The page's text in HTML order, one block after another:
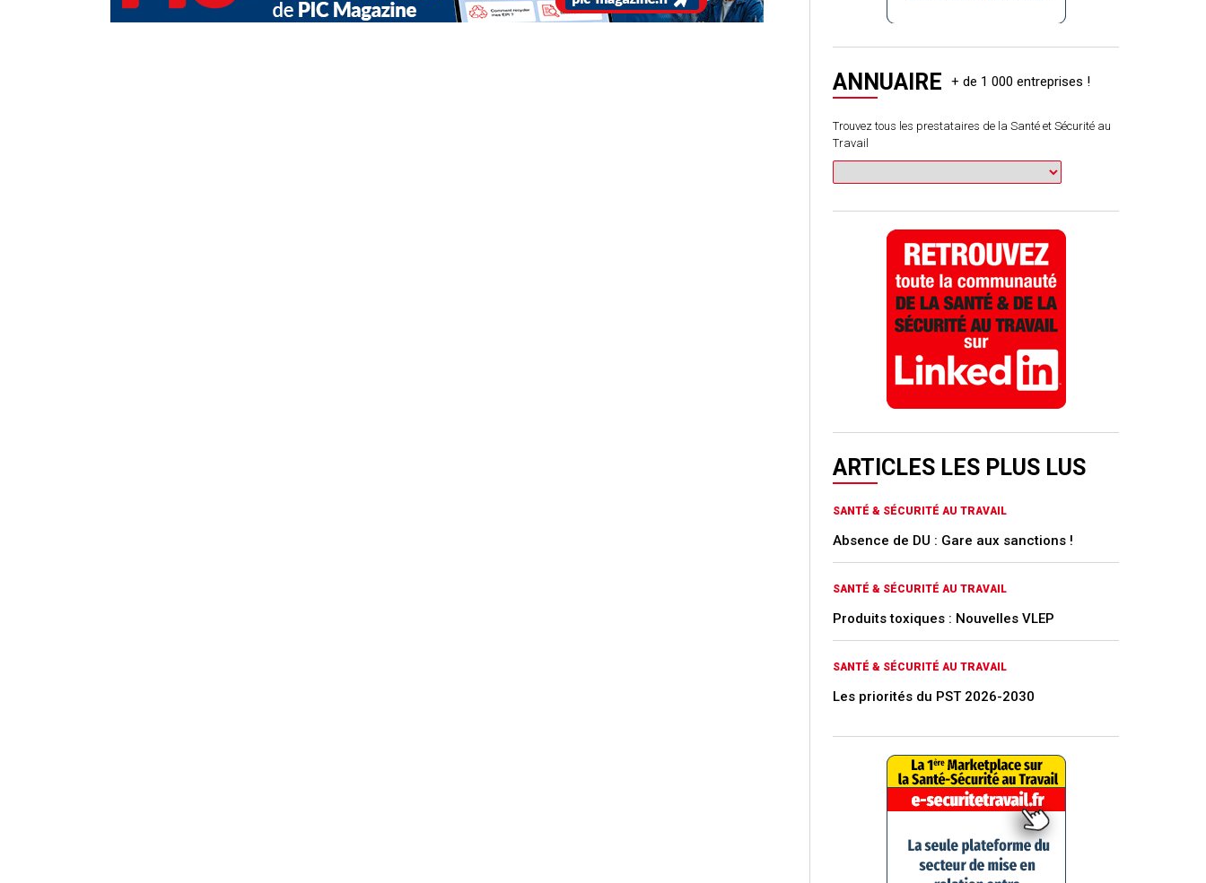
ANNUAIRE
Trouvez tous les prestataires de la Santé et Sécurité au
Travail
ARTICLES LES PLUS LUS
SANTÉ & SÉCURITÉ AU TRAVAIL
Absence de DU : Gare aux sanctions !
SANTÉ & SÉCURITÉ AU TRAVAIL
Produits toxiques : Nouvelles VLEP
SANTÉ & SÉCURITÉ AU TRAVAIL
Les priorités du PST 2026-2030